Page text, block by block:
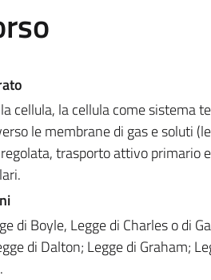
cellula, la cellula come sistema
le membrane di gas e soluti
trasporto attivo primario
di Boyle, Legge di Charles o di
di Dalton; Legge di Graham;